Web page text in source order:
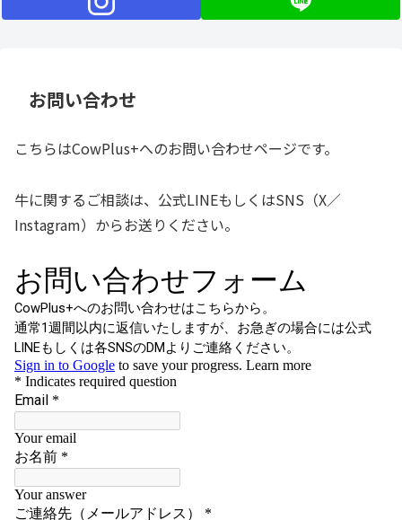
お問い合わせ
こちらはCowPlus+へのお問い合わせページです。
牛に関するご相談は、公式LINEもしくはSNS（X／
Instagram）からお送りください。